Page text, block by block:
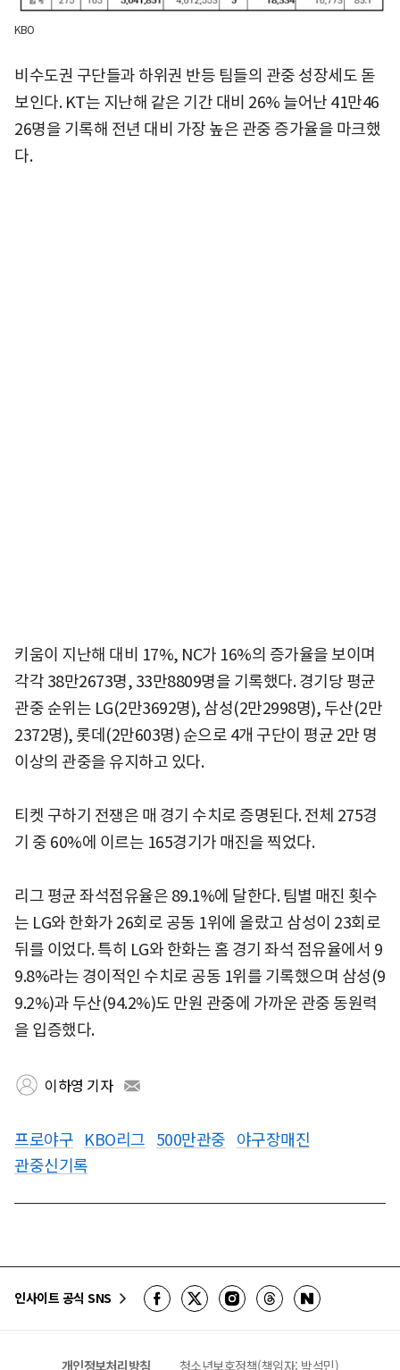
KBO
비수도권 구단들과 하위권 반등 팀들의 관중 성장세도 돋
보인다. KT는 지난해 같은 기간 대비 26% 늘어난 41만46
26명을 기록해 전년 대비 가장 높은 관중 증가율을 마크했
다.
키움이 지난해 대비 17%, NC가 16%의 증가율을 보이며
각각 38만2673명, 33만8809명을 기록했다. 경기당 평균
관중 순위는 LG(2만3692명), 삼성(2만2998명), 두산(2만
2372명), 롯데(2만603명) 순으로 4개 구단이 평균 2만 명
이상의 관중을 유지하고 있다.
티켓 구하기 전쟁은 매 경기 수치로 증명된다. 전체 275경
기 중 60%에 이르는 165경기가 매진을 찍었다.
리그 평균 좌석점유율은 89.1%에 달한다. 팀별 매진 횟수
는 LG와 한화가 26회로 공동 1위에 올랐고 삼성이 23회로
뒤를 이었다. 특히 LG와 한화는 홈 경기 좌석 점유율에서 9
9.8%라는 경이적인 수치로 공동 1위를 기록했으며 삼성(9
9.2%)과 두산(94.2%)도 만원 관중에 가까운 관중 동원력
을 입증했다.
이하영 기자
프로야구 KBO리그 500만관중 야구장매진
관중신기록
인사이트 공식 SNS
개인정보처리방침 청소년보호정책(책임자: 박석민)